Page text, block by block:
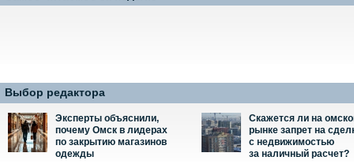
Выбор редактора
Эксперты объяснили,
почему Омск в лидерах
по закрытию магазинов
одежды
Скажется ли на
рынке запрет на
с недвижимостью
за наличный расчет?